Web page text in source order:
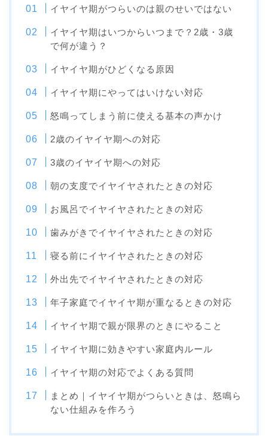
イヤイヤ期がつらいのは親のせいではない
イヤイヤ期はいつからいつまで？2歳・3歳
で何が違う？
イヤイヤ期がひどくなる原因
イヤイヤ期にやってはいけない対応
怒鳴ってしまう前に使える基本の声かけ
2歳のイヤイヤ期への対応
3歳のイヤイヤ期への対応
朝の支度でイヤイヤされたときの対応
お風呂でイヤイヤされたときの対応
歯みがきでイヤイヤされたときの対応
寝る前にイヤイヤされたときの対応
外出先でイヤイヤされたときの対応
年子家庭でイヤイヤ期が重なるときの対応
イヤイヤ期で親が限界のときにやること
イヤイヤ期に効きやすい家庭内ルール
イヤイヤ期の対応でよくある質問
まとめ｜イヤイヤ期がつらいときは、怒鳴ら
ない仕組みを作ろう